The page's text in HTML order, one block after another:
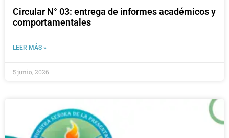
Circular N° 03: entrega de informes académicos y
comportamentales
LEER MÁS »
5 junio, 2026